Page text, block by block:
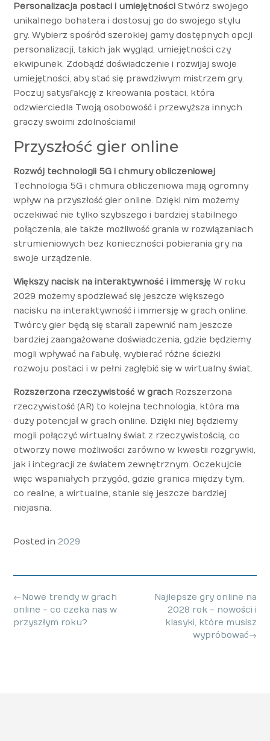
Personalizacja postaci i umiejętności Stwórz swojego
unikalnego bohatera i dostosuj go do swojego stylu
gry. Wybierz spośród szerokiej gamy dostępnych opcji
personalizacji, takich jak wygląd, umiejętności czy
ekwipunek. Zdobądź doświadczenie i rozwijaj swoje
umiejętności, aby stać się prawdziwym mistrzem gry.
Poczuj satysfakcję z kreowania postaci, która
odzwierciedla Twoją osobowość i przewyższa innych
graczy swoimi zdolnościami!
Przyszłość gier online
Rozwój technologii 5G i chmury obliczeniowej
Technologia 5G i chmura obliczeniowa mają ogromny
wpływ na przyszłość gier online. Dzięki nim możemy
oczekiwać nie tylko szybszego i bardziej stabilnego
połączenia, ale także możliwość grania w rozwiązaniach
strumieniowych bez konieczności pobierania gry na
swoje urządzenie.
Większy nacisk na interaktywność i immersję W roku
2029 możemy spodziewać się jeszcze większego
nacisku na interaktywność i immersję w grach online.
Twórcy gier będą się starali zapewnić nam jeszcze
bardziej zaangażowane doświadczenia, gdzie będziemy
mogli wpływać na fabułę, wybierać różne ścieżki
rozwoju postaci i w pełni zagłębić się w wirtualny świat.
Rozszerzona rzeczywistość w grach Rozszerzona
rzeczywistość (AR) to kolejna technologia, która ma
duży potencjał w grach online. Dzięki niej będziemy
mogli połączyć wirtualny świat z rzeczywistością, co
otworzy nowe możliwości zarówno w kwestii rozgrywki,
jak i integracji ze światem zewnętrznym. Oczekujcie
więc wspaniałych przygód, gdzie granica między tym,
co realne, a wirtualne, stanie się jeszcze bardziej
niejasna.
Posted in 2029
Post
navigation
Najlepsze gry online na
2028 rok - nowości i
klasyki, które musisz
wypróbować→
←Nowe trendy w grach
online - co czeka nas w
przyszłym roku?